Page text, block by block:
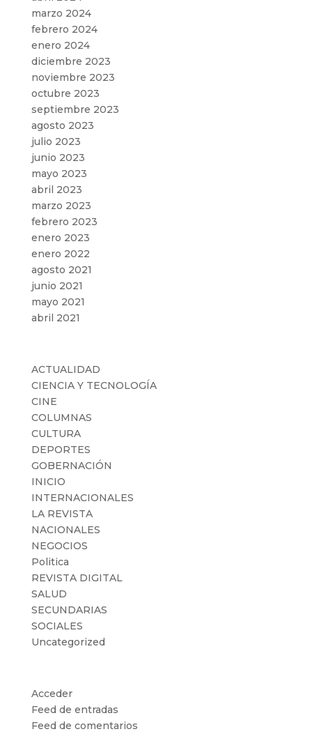
marzo 2024
febrero 2024
enero 2024
diciembre 2023
noviembre 2023
octubre 2023
septiembre 2023
agosto 2023
julio 2023
junio 2023
mayo 2023
abril 2023
marzo 2023
febrero 2023
enero 2023
enero 2022
agosto 2021
junio 2021
mayo 2021
abril 2021
ACTUALIDAD
CIENCIA Y TECNOLOGÍA
CINE
COLUMNAS
CULTURA
DEPORTES
GOBERNACIÓN
INICIO
INTERNACIONALES
LA REVISTA
NACIONALES
NEGOCIOS
Politica
REVISTA DIGITAL
SALUD
SECUNDARIAS
SOCIALES
Uncategorized
Acceder
Feed de entradas
Feed de comentarios